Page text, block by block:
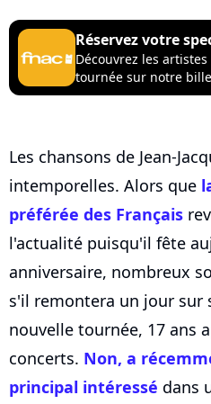
Réservez votre
Découvrez les
tournée sur notre
Les chansons de Jean-
intemporelles. Alors que
préférée des Français
l'actualité puisqu'il fête
anniversaire, nombreux
s'il remontera un jour sur
nouvelle tournée, 17 ans
concerts. Non, a
principal intéressé dans